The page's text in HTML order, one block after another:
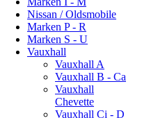
Nissan / Oldsmobile
Marken P - R
Marken S - U
Vauxhall
Vauxhall A
Vauxhall B - Ca
Vauxhall
Chevette
Vauxhall Ci - D